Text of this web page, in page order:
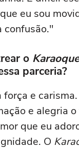
eu sou
confusão."
o
parceria?
força e
e alegria
que eu
O